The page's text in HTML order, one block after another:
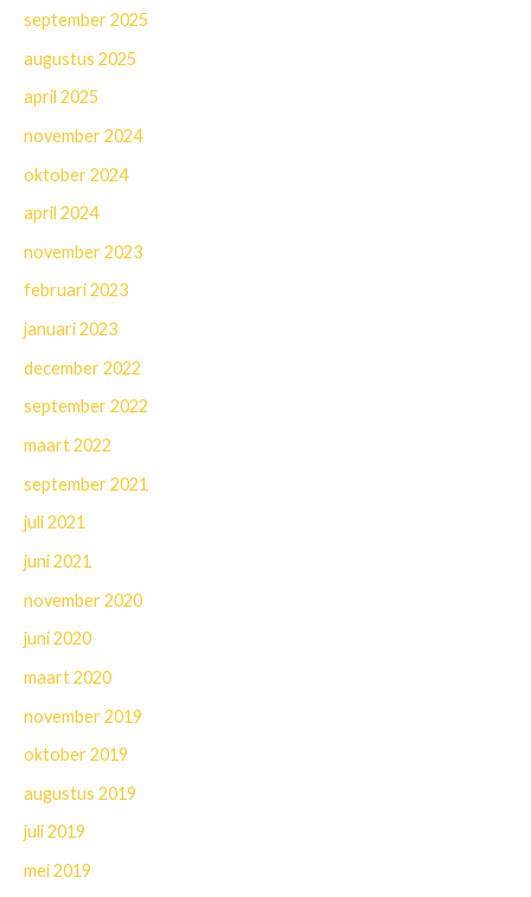
september 2025
augustus 2025
april 2025
november 2024
oktober 2024
april 2024
november 2023
februari 2023
januari 2023
december 2022
september 2022
maart 2022
september 2021
juli 2021
juni 2021
november 2020
juni 2020
maart 2020
november 2019
oktober 2019
augustus 2019
juli 2019
mei 2019